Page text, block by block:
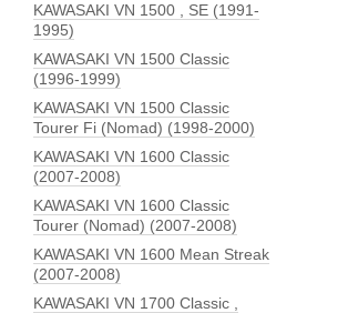
KAWASAKI VN 1500 , SE (1991-
1995)
KAWASAKI VN 1500 Classic
(1996-1999)
KAWASAKI VN 1500 Classic
Tourer Fi (Nomad) (1998-2000)
KAWASAKI VN 1600 Classic
(2007-2008)
KAWASAKI VN 1600 Classic
Tourer (Nomad) (2007-2008)
KAWASAKI VN 1600 Mean Streak
(2007-2008)
KAWASAKI VN 1700 Classic ,